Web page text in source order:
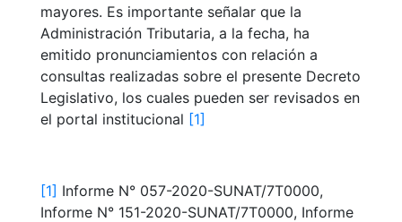
mayores. Es importante señalar que la
Administración Tributaria, a la fecha, ha
emitido pronunciamientos con relación a
consultas realizadas sobre el presente Decreto
Legislativo, los cuales pueden ser revisados en
el portal institucional [1]
[1] Informe N° 057-2020-SUNAT/7T0000,
Informe N° 151-2020-SUNAT/7T0000, Informe